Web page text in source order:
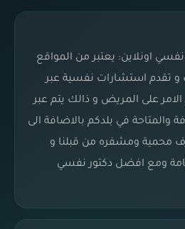
اونلاين: يعتبر من المواقع
و تقدم استشارات نفسية عبر
على المريض و ذالك يتم عبر
والمتاحة في بلدكم بالاضافة الى
محمية ومشفره من قبلنا و
ومع افضل دكتور نفسي